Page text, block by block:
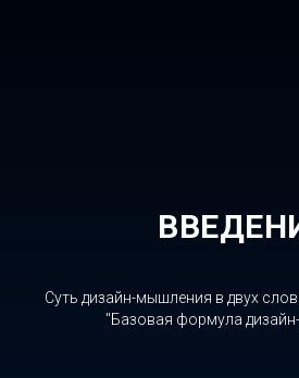
Суть дизайн-мышления в двух
"Базовая формула